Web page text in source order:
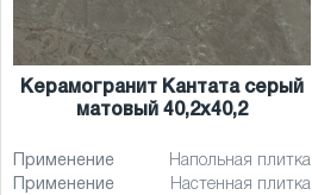
Керамогранит Кантата серый
матовый 40,2x40,2
Применение
Напольная плитка
Применение
Настенная плитка